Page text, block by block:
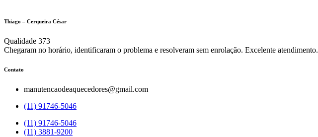
Thiago – Cerqueira César
Qualidade 373
Chegaram no horário, identificaram o problema e resolveram sem enrolação. Excelente atendimento.
Contato
manutencaodeaquecedores@gmail.com
(11) 91746-5046
(11) 91746-5046
(11) 3881-9200